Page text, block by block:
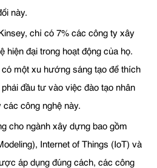
này.
chỉ có 7% các công ty xây
hiện đại trong hoạt động của họ.
một xu hướng sáng tạo để thích
đầu tư vào việc đào tạo nhân
công nghệ này.
cho ngành xây dựng bao gồm
Internet of Things (IoT) và
áp dụng đúng cách, các công